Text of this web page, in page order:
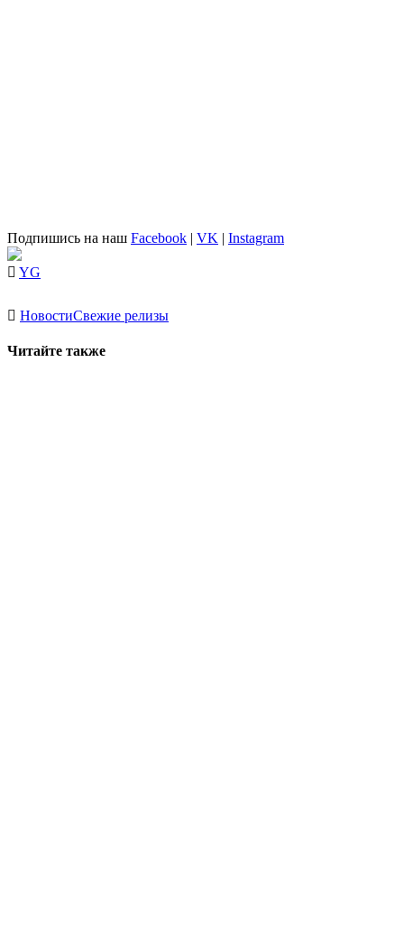
Подпишись на наш Facebook | VK | Instagram
YG
НовостиСвежие релизы
Читайте также